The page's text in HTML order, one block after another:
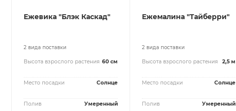
Ежевика "Блэк Каскад"
2 вида поставки
Высота взрослого растения 60 см
Место посадки Солнце
Полив Умеренный
Ежемалина "Тайберри"
2 вида поставки
Высота взрослого растения 2,5 м
Место посадки Солнце
Полив Умеренный